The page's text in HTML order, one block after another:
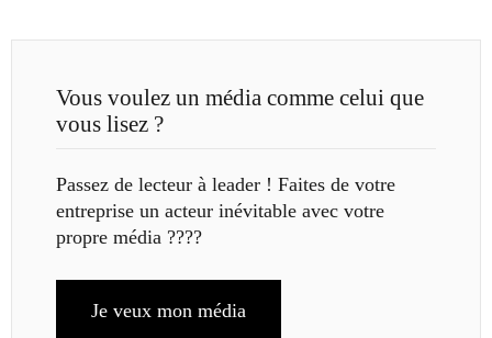
Vous voulez un média comme celui que
vous lisez ?
Passez de lecteur à leader ! Faites de votre
entreprise un acteur inévitable avec votre
propre média ????
Je veux mon média